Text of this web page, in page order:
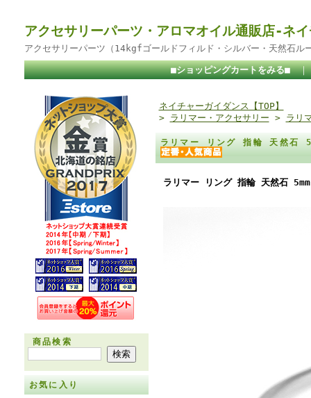
アクセサリーパーツ・アロマオイル通販店-ネ
アクセサリーパーツ（14kgfゴールドフィルド・シルバー・天然石ル
■ショッピングカートをみる■
商品検索
お気に入り
ネイチャーガイダンス【TOP】
> ラリマー・アクセサリー > ラリ
ラリマー リング 指輪 天然石
ラリマー リング 指輪 天然石